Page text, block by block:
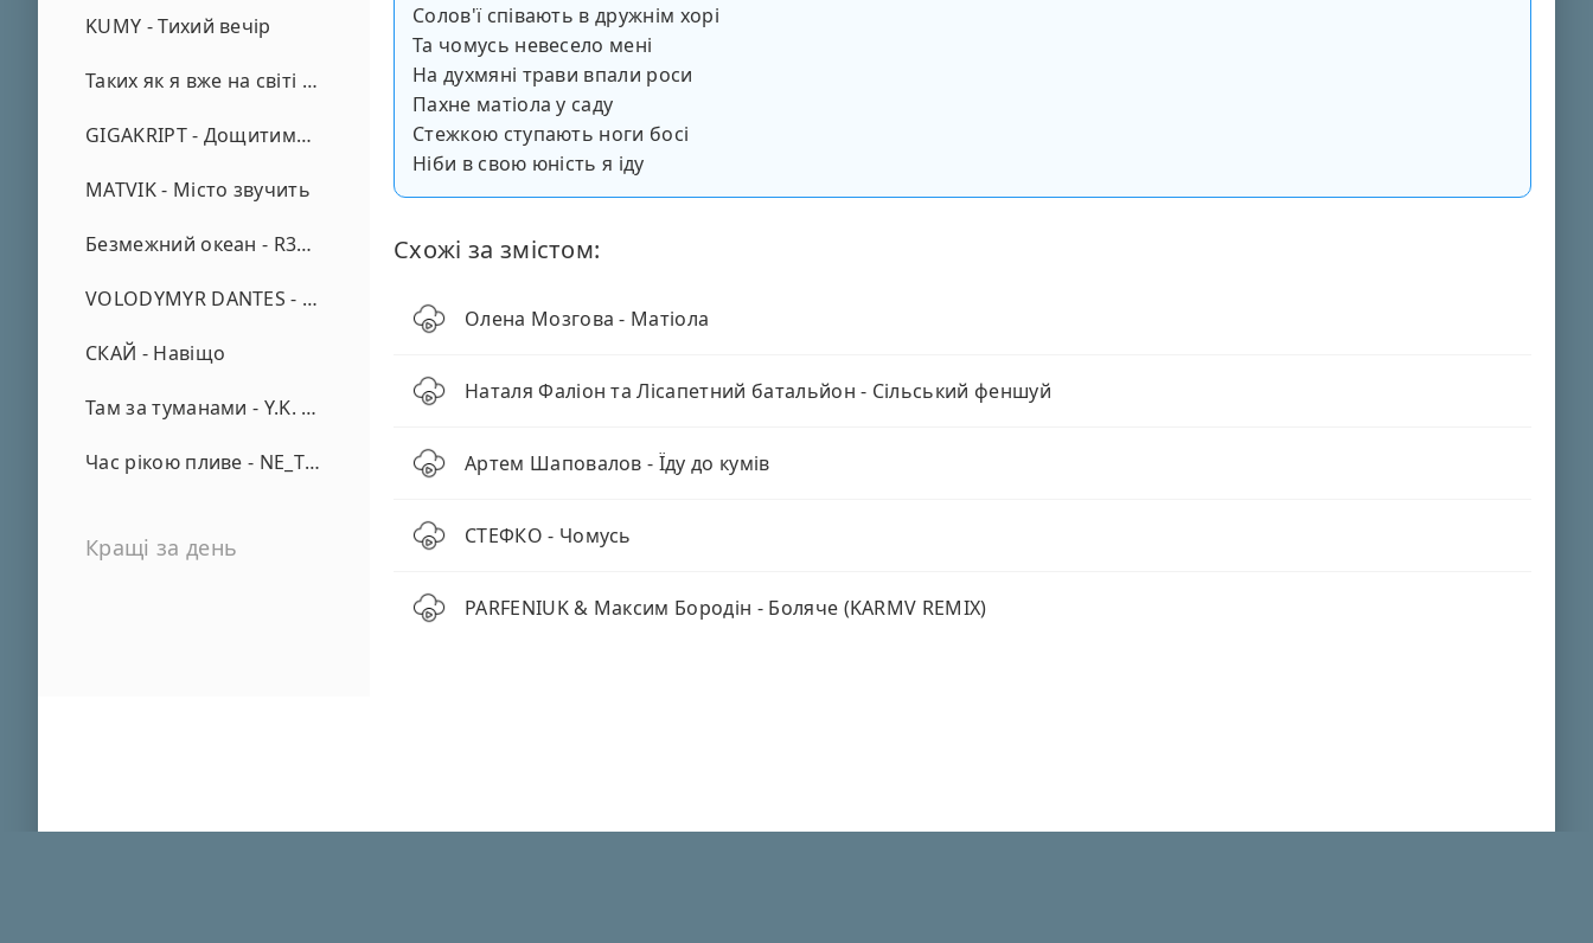
KUMY - Тихий вечір
Таких як я вже на світі нема - А. Малярник
GIGAKRIPT - Дощитиме зима
MATVIK - Місто звучить
Безмежний океан - R3phase
VOLODYMYR DANTES - Просто кохаю (REMIX)
СКАЙ - Навіщо
Там за туманами - Y.K. Music
Час рікою пливе - NE_TVOYA_MRIYA
Кращі за день
Солов'ї співають в дружнім хорі
Та чомусь невесело мені
На духмяні трави впали роси
Пахне матіола у саду
Стежкою ступають ноги босі
Ніби в свою юність я іду
Схожі за змістом:
Олена Мозгова - Матіола
Наталя Фаліон та Лісапетний батальйон - Сільський феншуй
Артем Шаповалов - Їду до кумів
СТЕФКО - Чомусь
PARFENIUK & Максим Бородін - Боляче (KARMV REMIX)